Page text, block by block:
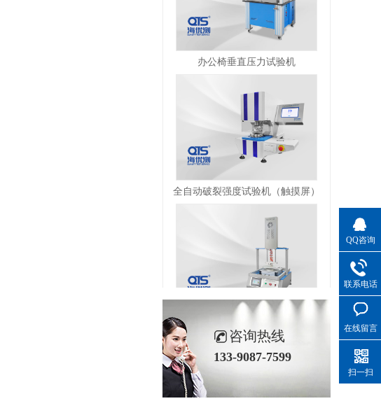
办公椅垂直压力试验机
全自动破裂强度试验机（触摸屏）
咨询热线
133-9087-7599
QQ咨询
联系电话
在线留言
扫一扫